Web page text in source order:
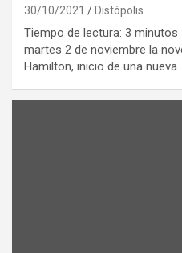
30/10/2021 Distópolis
Tiempo de lectura: 3 minutos
martes 2 de noviembre la
Hamilton, inicio de una